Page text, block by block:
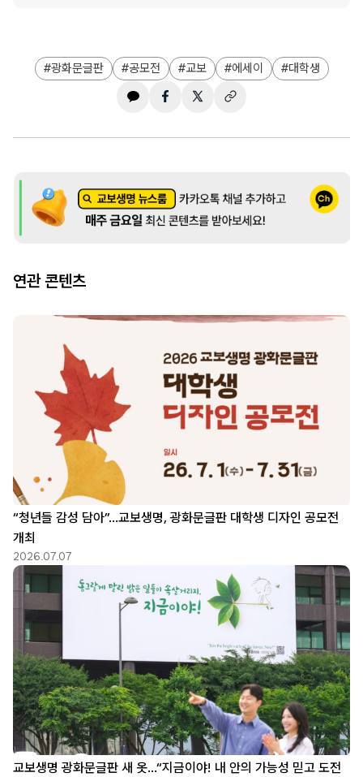
광화문글판 공모전 교보 에세이 대학생
연관 콘텐츠
“청년들 감성 담아”…교보생명, 광화문글판 대학생 디자인 공모전
개최
2026.07.07
교보생명 광화문글판 새 옷…“지금이야! 내 안의 가능성 믿고 도전